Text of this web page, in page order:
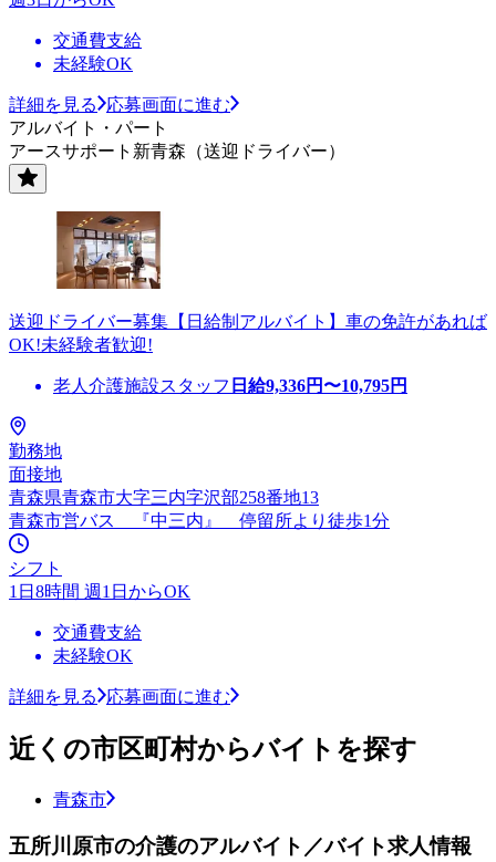
交通費支給
未経験OK
詳細を見る
応募画面に進む
アルバイト・パート
アースサポート新青森（送迎ドライバー）
送迎ドライバー募集【日給制アルバイト】車の免許があれば
OK!未経験者歓迎!
老人介護施設スタッフ 日給9,336円〜10,795円
勤務地
面接地
青森県青森市大字三内字沢部258番地13
青森市営バス 『中三内』 停留所より徒歩1分
シフト
1日8時間 週1日からOK
交通費支給
未経験OK
詳細を見る 応募画面に進む
近くの市区町村からバイトを探す
青森市
五所川原市の介護のアルバイト／バイト求人情報